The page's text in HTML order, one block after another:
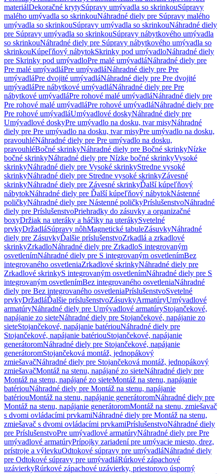
materiálDekoračné krytySúpravy umývadla so skrinkouSúpravy
malého umývadla so skrinkouNáhradné diely pre Súpravy malého
umývadla so skrinkouSúpravy umývadla so skrinkouNáhradné diely
pre Súpravy umývadla so skrinkouSúpravy nábytkového umývadla
so skrinkouNáhradné diely pre Súpravy nábytkového umývadla so
skrinkouKúpeľňový nábytokSkrinky pod umývadloNáhradné diely
pre Skrinky pod umývadloPre malé umývadláNáhradné diely pre
Pre malé umývadláPre umývadláNáhradné diely pre Pre
umývadláPre dvojité umývadláNáhradné diely pre Pre dvojité
umývadláPre nábytkové umývadláNáhradné diely pre Pre
nábytkové umývadláPre rohové malé umývadláNáhradné diely pre
Pre rohové malé umývadláPre rohové umývadláNáhradné diely pre
Pre rohové umývadláUmývadlové doskyNáhradné diely pre
Umývadlové doskyPre umývadlo na dosku, tvar misyNáhradné
diely pre Pre umývadlo na dosku, tvar misyPre umývadlo na dosku,
pravouhléNáhradné diely pre Pre umývadlo na dosku,
pravouhléBočné skrinkyNáhradné diely pre Bočné skrinkyNízke
bočné skrinkyNáhradné diely pre Nízke bočné skrinkyVysoké
skrinkyNáhradné diely pre Vysoké skrinkyStredne vysoké
skrinkyNáhradné diely pre Stredne vysoké skrinkyZávesné
skrinkyNáhradné diely pre Závesné skrinkyĎalší kúpeľňový
nábytokNáhradné diely pre Ďalší kúpeľňový nábytokNástenné
poličkyNáhradné diely pre Nástenné poličkyPríslušenstvoNáhradné
diely pre PríslušenstvoPriehradky do zásuvky a organizačné
boxyDržiak na uteráky a háčiky na uterákySvetelné
prvkyDržadláSúpravy nôhMagnetické tabuleZásuvkyNáhradné
diely pre ZásuvkyĎalšie príslušenstvoZrkadlá a zrkadlové
skrinkyZrkadloNáhradné diely pre ZrkadloS integrovaným
osvetlenímNáhradné diely pre S integrovaným osvetlenímBez
integrovaného osvetleniaZrkadlové skrinkyNáhradné diely pre
Zrkadlové skrinkyS integrovaným osvetlenímNáhradné diely pre S
integrovaným osvetlenímBez integrovaného osvetleniaNáhradné
diely pre Bez integrovaného osvetleniaPríslušenstvoSvetelné
prvkyDržadláĎalšie príslušenstvoZásuvkyArmatúryUmývadlové
armatúryNáhradné diely pre Umývadlové armatúryStojančekové,
napájanie zo sieteNáhradné diely pre Stojančekové, napájanie zo
sieteStojančekové, napájanie batériouNáhradné diely pre
Stojančekové, napájanie batériouStojančekové, napájanie
generátoromNáhradné diely pre Stojančekové, napájanie
generátoromStojančeková montáž, jednopákový
zmiešavačNáhradné diely pre Stojančeková montáž, jednopákový
zmiešavačMontáž na stenu, napájané zo sieteNáhradné diely pre
Montáž na stenu, napájané zo sieteMontáž na stenu, napájanie
batériouNáhradné diely pre Montáž na stenu, napájanie
batériouMontáž na stenu, napájanie generátoromNáhradné diely pre
Montáž na stenu, napájanie generátoromMontáž na stenu, zmiešavač
s dvomi ovládacími prvkamiNáhradné diely pre Montáž na stenu,
zmiešavač s dvomi ovládacími prvkamiPríslušenstvoNáhradné diely
pre PríslušenstvoPre umývadlové armatúryNáhradné diely pre Pre
umývadlové armatúryPrípojky zariadení pre umývacie miesto, drez,
prístroje a výlevkuOdtokové súpravy pre umývadláNáhradné diely
pre Odtokové súpravy pre umývadláRúrkové zápachové
uzávierkyRúrkové zápachové uzávierky, priestorovo úsporný